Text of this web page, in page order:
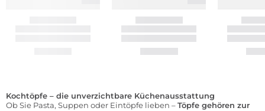
Kochtöpfe – die unverzichtbare Küchenausstattung
Ob Sie Pasta, Suppen oder Eintöpfe lieben –Töpfe gehören zur